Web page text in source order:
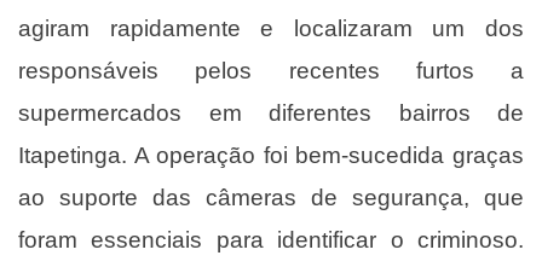
agiram rapidamente e localizaram um dos
responsáveis pelos recentes furtos a
supermercados em diferentes bairros de
Itapetinga. A operação foi bem-sucedida graças
ao suporte das câmeras de segurança, que
foram essenciais para identificar o criminoso.